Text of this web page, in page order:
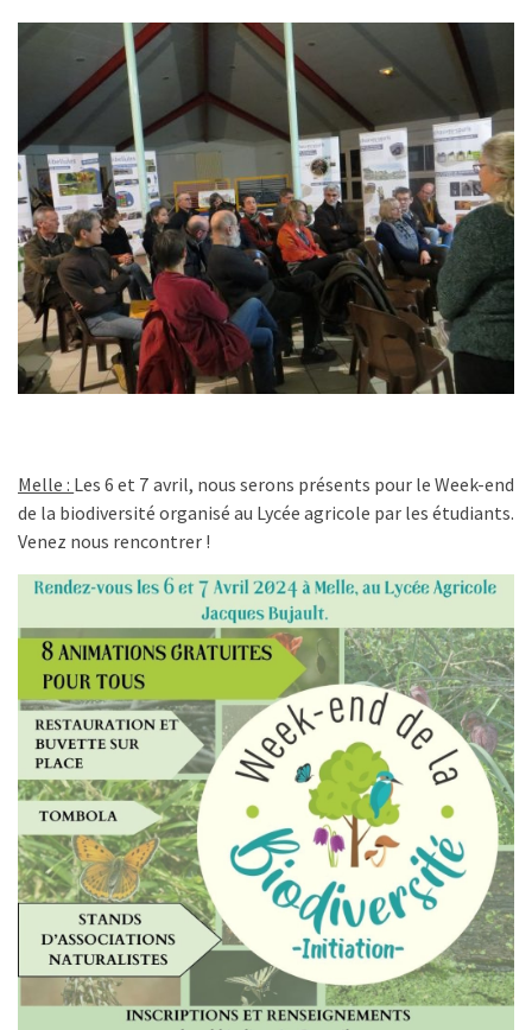
Melle : Les 6 et 7 avril, nous serons présents pour le Week-end
de la biodiversité organisé au Lycée agricole par les étudiants.
Venez nous rencontrer !